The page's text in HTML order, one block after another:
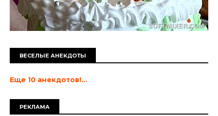
ВЕСЕЛЫЕ АНЕКДОТЫ
Еще 10 анекдотов!...
РЕКЛАМА